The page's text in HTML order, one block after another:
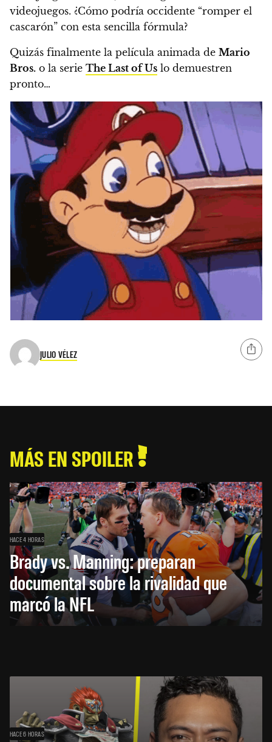
videojuegos. ¿Cómo podría occidente “romper el
cascarón” con esta sencilla fórmula?
Quizás finalmente la película animada de Mario
Bros. o la serie The Last of Us lo demuestren
pronto…
JULIO VÉLEZ
MÁS EN SPOILER
HACE 4 HORAS
Brady vs. Manning: preparan
documental sobre la rivalidad que
marcó la NFL
HACE 6 HORAS